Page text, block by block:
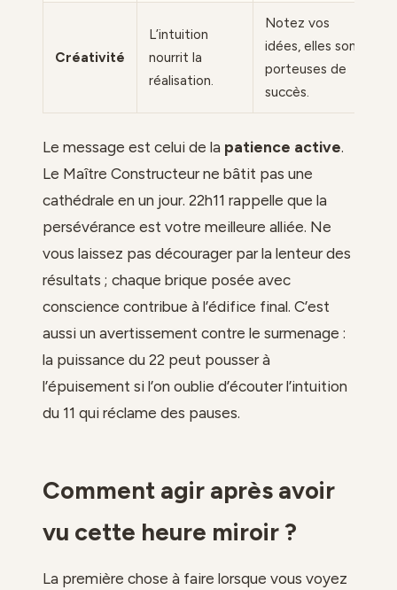
Créativité
L’intuition
nourrit la
réalisation.
Notez vos
idées, elles sont
porteuses de
succès.
Le message est celui de la patience active.
Le Maître Constructeur ne bâtit pas une
cathédrale en un jour. 22h11 rappelle que la
persévérance est votre meilleure alliée. Ne
vous laissez pas décourager par la lenteur des
résultats ; chaque brique posée avec
conscience contribue à l’édifice final. C’est
aussi un avertissement contre le surmenage :
la puissance du 22 peut pousser à
l’épuisement si l’on oublie d’écouter l’intuition
du 11 qui réclame des pauses.
Comment agir après avoir
vu cette heure miroir ?
La première chose à faire lorsque vous voyez